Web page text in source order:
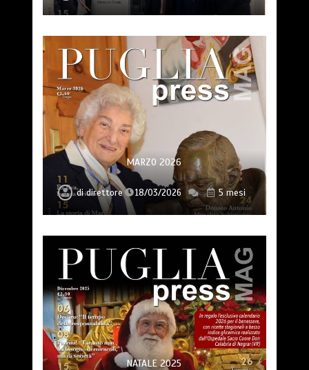
MARZO 2026
didirettore 18/03/2026 5 mesi
NATALE 2025